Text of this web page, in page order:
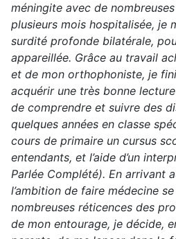
méningite avec de
plusieurs mois hospitalisée, je
surdité profonde bilatérale,
appareillée. Grâce au travail
et de mon orthophoniste, je
acquérir une très bonne
de comprendre et suivre des
quelques années en classe
cours de primaire un cursus
entendants, et l’aide d’un
Parlée Complété). En arrivant
l’ambition de faire médecine
nombreuses réticences des
de mon entourage, je décide,